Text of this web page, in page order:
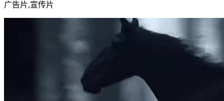
广告片,宣传片